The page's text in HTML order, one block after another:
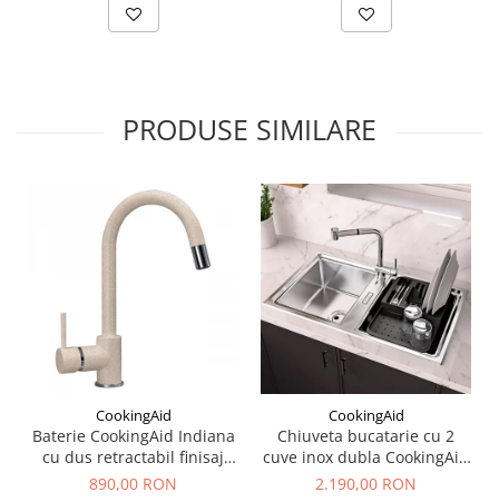
PRODUSE SIMILARE
CookingAid
Baterie CookingAid Indiana
cu dus retractabil finisaj
granit Bej Pigmentat /
890,00 RON
CookingAid
Chiuveta bucatarie cu 2
cuve inox dubla CookingAid
FUSION 86BB
2.190,00 RON